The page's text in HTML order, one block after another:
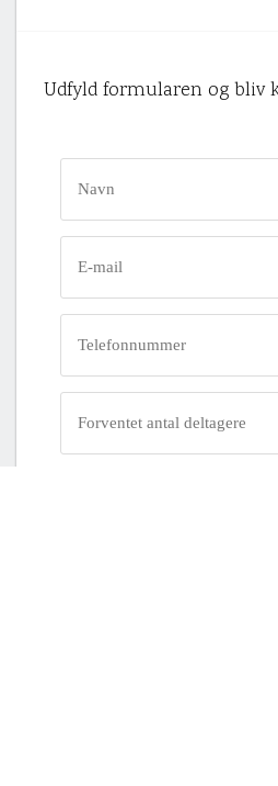
Udfyld formularen og bliv